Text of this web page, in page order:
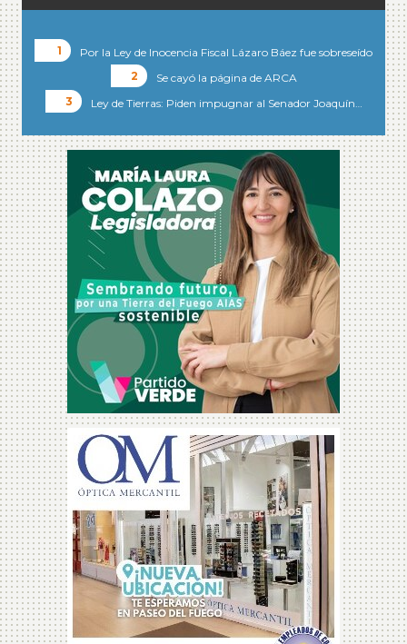
Por la Ley de Inocencia Fiscal Lázaro Báez fue sobreseído
Se cayó la página de ARCA
Ley de Tierras: Piden impugnar al Senador Joaquín…